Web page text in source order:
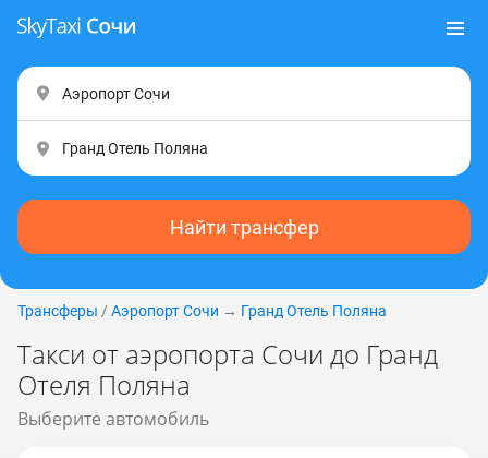
Найти трансфер
Трансферы / Аэропорт Сочи → Гранд Отель Поляна
Такси от аэропорта Сочи до Гранд
Отеля Поляна
Выберите автомобиль